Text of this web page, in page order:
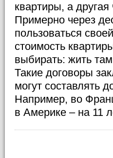
квартиры, а
Примерно через
пользоваться
стоимость
выбирать: жить
Такие договоры
могут составлять
Например, во
в Америке – на 11